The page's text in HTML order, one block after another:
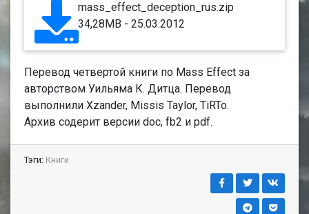
mass_effect_deception_rus.zip
34,28MB - 25.03.2012
Перевод четвертой книги по Mass Effect за
авторством Уильяма К. Дитца. Перевод
выполнили Xzander, Missis Taylor, TiRTo.
Архив содерит версии doc, fb2 и pdf.
Тэги: Книги